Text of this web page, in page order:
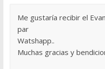
Me gustaría recibir el
par
Watshapp..
Muchas gracias y